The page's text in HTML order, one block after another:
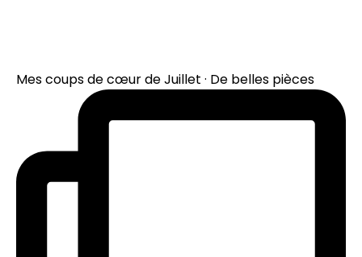
Mes coups de cœur de Juillet · De belles pièces